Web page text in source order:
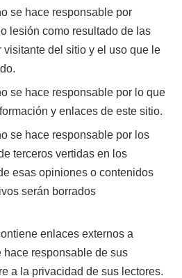
se hace responsable por
lesión como resultado de las
del sitio y el uso que le
se hace responsable por lo que
y enlaces de este sitio.
se hace responsable por los
terceros vertidas en los
esas opiniones o contenidos
serán borrados
enlaces externos a
hace responsable de sus
a la privacidad de sus lectores.